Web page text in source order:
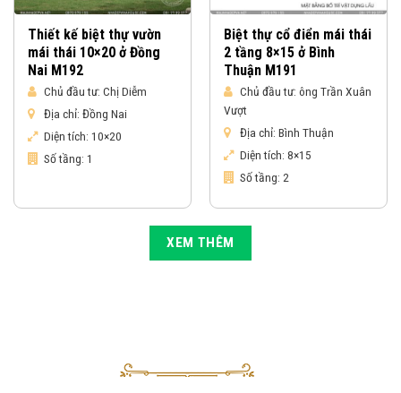
Thiết kế biệt thự vườn
mái thái 10×20 ở Đồng
Nai M192
Chủ đầu tư: Chị Diễm
Địa chỉ: Đồng Nai
Diện tích: 10×20
Số tầng: 1
Biệt thự cổ điển mái thái
2 tầng 8×15 ở Bình
Thuận M191
Chủ đầu tư: ông Trần Xuân
Vượt
Địa chỉ: Bình Thuận
Diện tích: 8×15
Số tầng: 2
XEM THÊM